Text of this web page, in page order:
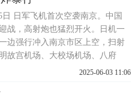
日本关东宪兵队(以下简称关东宪
的
日 日军飞机首次空袭南京。中国
战，高射炮也猛烈开火。日机一
边强行冲入南京市区上空，扫射
故宫机场、大校场机场、八府
公园、大行宫、新街口等军事设施
十人。在当天的空袭中，午朝门
2025-06-03 11:06